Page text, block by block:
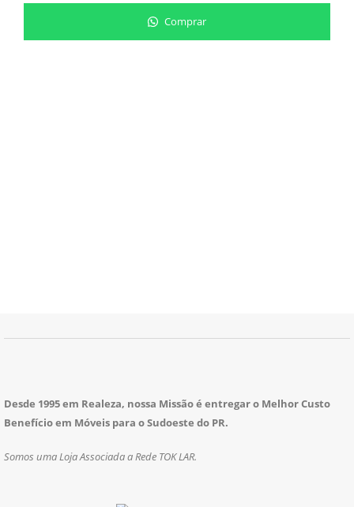
Comprar
Desde 1995 em Realeza, nossa Missão é entregar o Melhor Custo
Benefício em Móveis para o Sudoeste do PR.
Somos uma Loja Associada a Rede TOK LAR.